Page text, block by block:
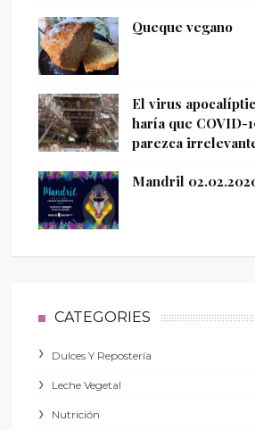
Queque vegano
El virus
haría que COVID-
parezca
Mandril
CATEGORIES
Dulces Y Repostería
Leche Vegetal
Nutrición